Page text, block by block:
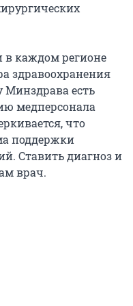
каждом регионе
здравоохранения
Минздрава есть
медперсонала
что
поддержки
Ставить диагноз и
врач.